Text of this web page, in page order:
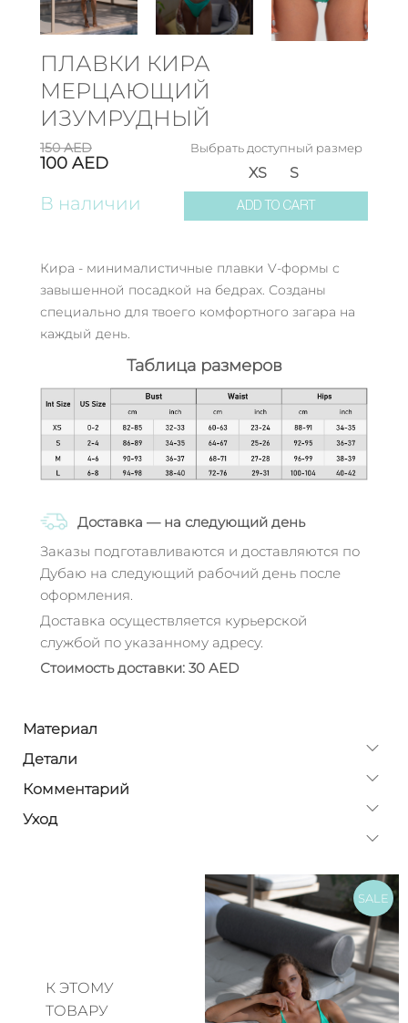
ПЛАВКИ КИРА
МЕРЦАЮЩИЙ
ИЗУМРУДНЫЙ
150AED
100 AED
В наличии
Выбрать доступный размер
S
XS
ADD TO CART
Кира - минималистичные плавки V-формы с
завышенной посадкой на бедрах. Созданы
специально для твоего комфортного загара на
каждый день.
Таблица размеров
Доставка — на следующий день
Заказы подготавливаются и доставляются по
Дубаю на следующий рабочий день после
оформления.
Доставка осуществляется курьерской
службой по указанному адресу.
Стоимость доставки: 30 AED
Материал
Детали
Комментарий
Уход
К ЭТОМУ
ТОВАРУ
SALE